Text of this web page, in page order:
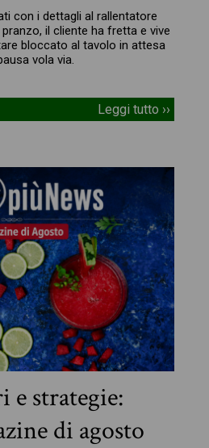
con i dettagli al rallentatore
il cliente ha fretta e vive
bloccato al tavolo in attesa
vola via.
Leggi tutto ››
e strategie:
di agosto